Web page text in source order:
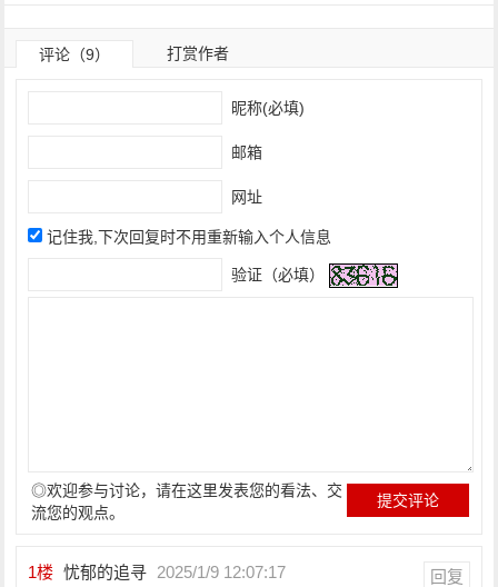
评论（9） 打赏作者
昵称(必填)
邮箱
网址
记住我,下次回复时不用重新输入个人信息
验证（必填）
◎欢迎参与讨论，请在这里发表您的看法、交
流您的观点。
1楼 忧郁的追寻 2025/1/9 12:07:17 回复